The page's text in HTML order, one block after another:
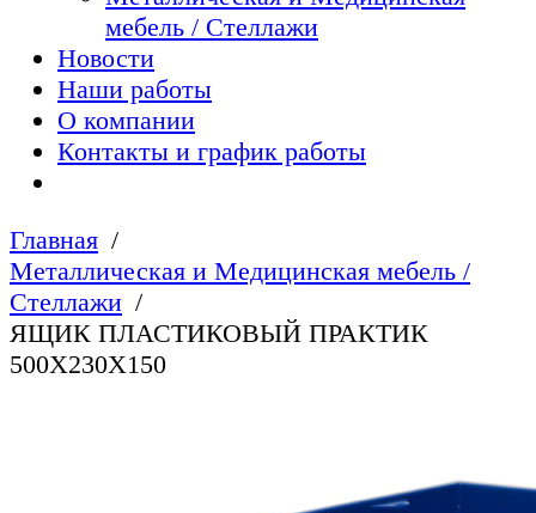
мебель / Стеллажи
Новости
Наши работы
О компании
Контакты и график работы
Главная
Металлическая и Медицинская мебель /
Стеллажи
ЯЩИК ПЛАСТИКОВЫЙ ПРАКТИК
500X230X150